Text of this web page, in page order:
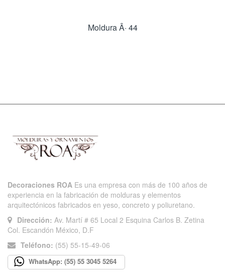
Moldura Â· 44
Decoraciones ROA Es una empresa con más de 100 años de
experiencia en la fabricación de molduras y elementos
arquitectónicos fabricados en yeso, concreto y poliuretano.
Dirección: Av. Martí # 65 Local 2 Esquina Carlos B. Zetina
Col. Escandón México, D.F
Teléfono: (55) 55-15-49-06
WhatsApp: (55) 55 3045 5264